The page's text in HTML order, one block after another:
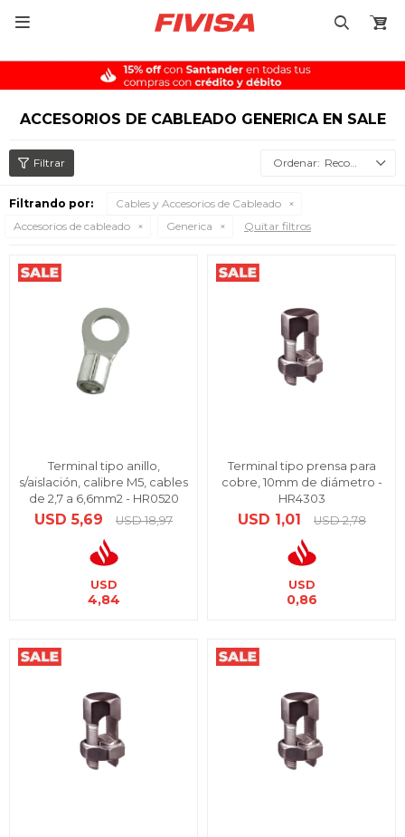

ACCESORIOS DE CABLEADO GENERICA EN SALE
Recomendados
Filtrando por:
Cables y Accesorios de Cableado
Accesorios de cableado
Generica Quitar filtros
Terminal tipo anillo,
s/aislación, calibre M5, cables
de 2,7 a 6,6mm2 - HR0520
USD 5,69 USD 18,97
USD
4,84
Terminal tipo prensa para
cobre, 10mm de diámetro -
HR4303
USD 1,01 USD 2,78
USD
0,86